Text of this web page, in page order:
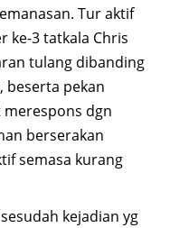
Tur aktif
ke-3 tatkala Chris
tulang dibanding
beserta pekan
dgn
berserakan
semasa kurang
kejadian yg